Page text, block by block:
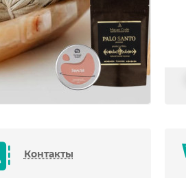
Контакты